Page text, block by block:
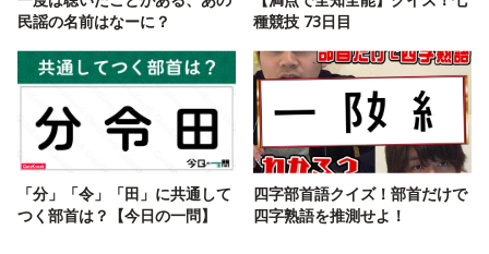
民謡の名前はなーに？
種競技 73日目
「分」「令」「田」に共通して
つく部首は？【今日の一問】
四字部首語クイズ！部首だけで
四字熟語を推測せよ！